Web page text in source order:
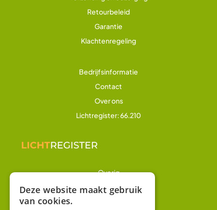
Retourbeleid
Garantie
Klachtenregeling
Bedrijfsinformatie
Contact
Over ons
Lichtregister: 66.210
Overig
Winkel
Deze website maakt gebruik
van cookies.